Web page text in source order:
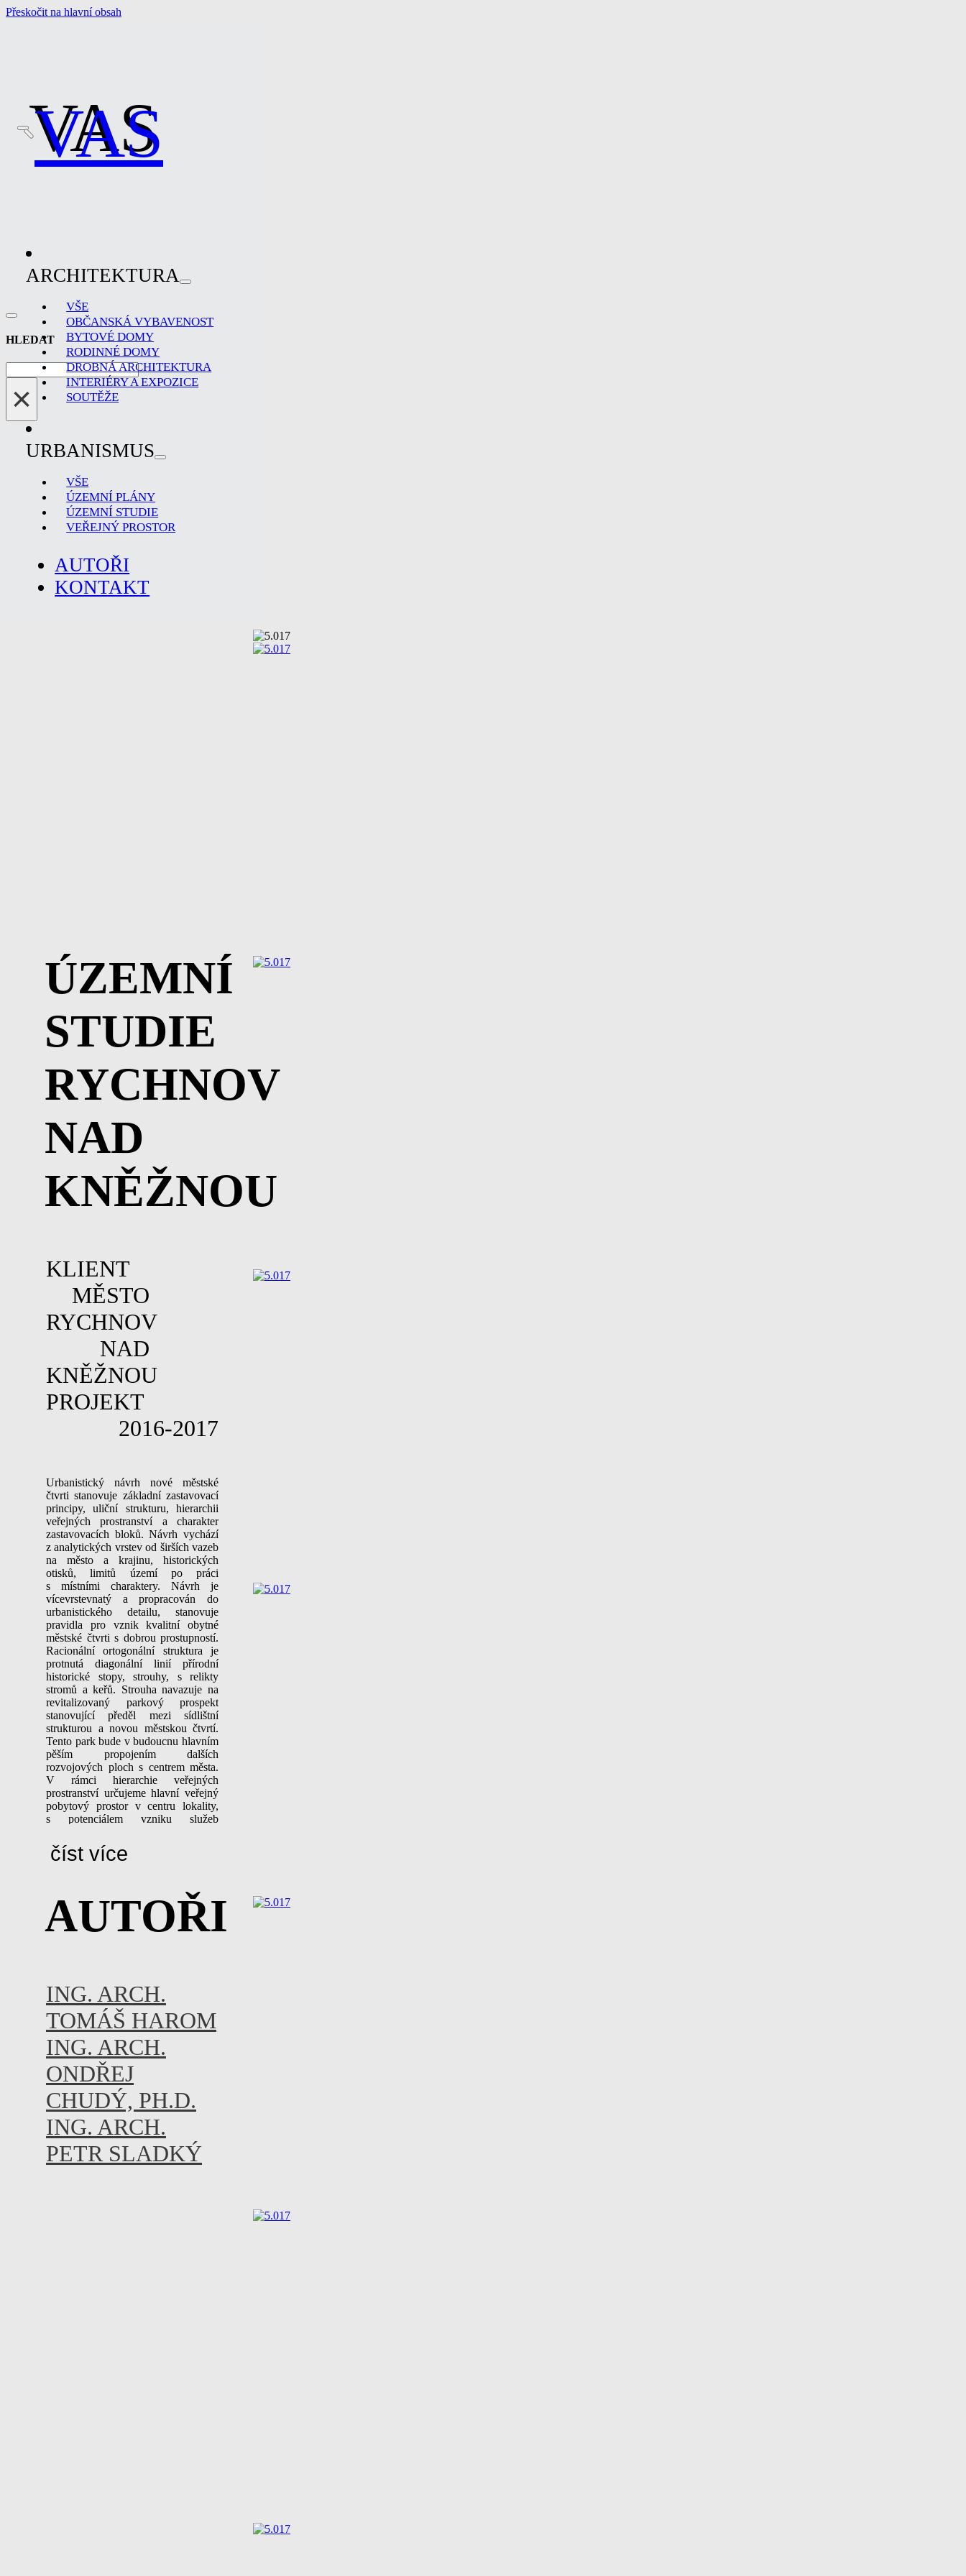
Přeskočit na hlavní obsah
VAS
HLEDAT
×
VAS
ARCHITEKTURA
VŠE
OBČANSKÁ VYBAVENOST
BYTOVÉ DOMY
RODINNÉ DOMY
DROBNÁ ARCHITEKTURA
INTERIÉRY A EXPOZICE
SOUTĚŽE
URBANISMUS
VŠE
ÚZEMNÍ PLÁNY
ÚZEMNÍ STUDIE
VEŘEJNÝ PROSTOR
AUTOŘI
KONTAKT
ÚZEMNÍ
STUDIE
RYCHNOV
NAD
KNĚŽNOU
KLIENT
MĚSTO
RYCHNOV
NAD
KNĚŽNOU
PROJEKT
2016-2017
Urbanistický návrh nové městské
čtvrti stanovuje základní zastavovací
principy, uliční strukturu, hierarchii
veřejných prostranství a charakter
zastavovacích bloků. Návrh vychází
z analytických vrstev od širších vazeb
na město a krajinu, historických
otisků, limitů území po práci
s místními charaktery. Návrh je
vícevrstevnatý a propracován do
urbanistického detailu, stanovuje
pravidla pro vznik kvalitní obytné
městské čtvrti s dobrou prostupností.
Racionální ortogonální struktura je
protnutá diagonální linií přírodní
historické stopy, strouhy, s relikty
stromů a keřů. Strouha navazuje na
revitalizovaný parkový prospekt
stanovující předěl mezi sídlištní
strukturou a novou městskou čtvrtí.
Tento park bude v budoucnu hlavním
pěším propojením dalších
rozvojových ploch s centrem města.
V rámci hierarchie veřejných
prostranství určujeme hlavní veřejný
pobytový prostor v centru lokality,
s potenciálem vzniku služeb
intimnější veřejná prostranství jsou
umístěna v rámci sousedství
předzahrádky, zadní zahrady a sdílené
poloveřejné vnitro-bloky.
číst více
AUTOŘI
ING. ARCH.
TOMÁŠ HAROM
ING. ARCH.
ONDŘEJ
CHUDÝ, PH.D.
ING. ARCH.
PETR SLADKÝ